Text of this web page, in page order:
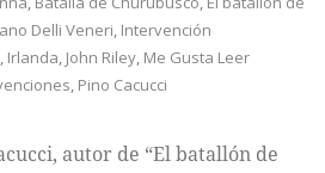
Delli Veneri, Intervención
, Irlanda, John Riley, Me Gusta Leer
, Pino Cacucci
autor de “El batallón de